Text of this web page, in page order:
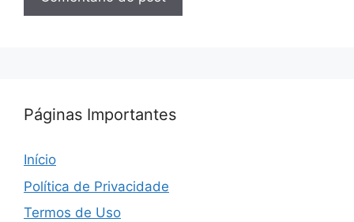
Páginas Importantes
Início
Política de Privacidade
Termos de Uso